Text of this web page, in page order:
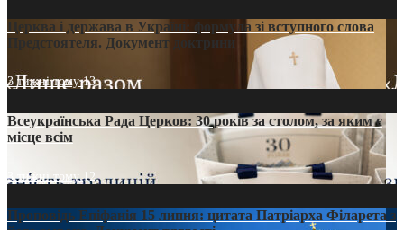
Церква і держава в Україні: формула зі вступного слова
Предстоятеля. Документ доктрини
3 тижні тому13
Всеукраїнська Рада Церков: 30 років за столом, за яким є
місце всім
3 тижні тому12
Проповідь Епіфанія 15 липня: цитата Патріарха Філарета з